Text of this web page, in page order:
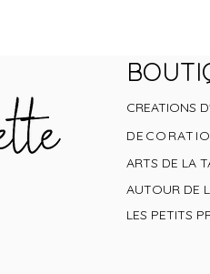
CREATIONS
ARTS DE LA
AUTOUR DE
LES PETITS